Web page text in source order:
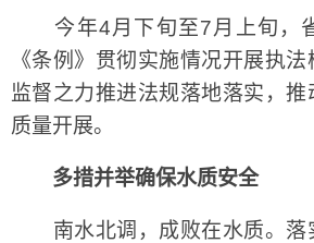
今年4月下旬至7月上旬，
《条例》贯彻实施情况开展执
监督之力推进法规落地落实，
质量开展。
多措并举确保水质安全
南水北调，成败在水质。落